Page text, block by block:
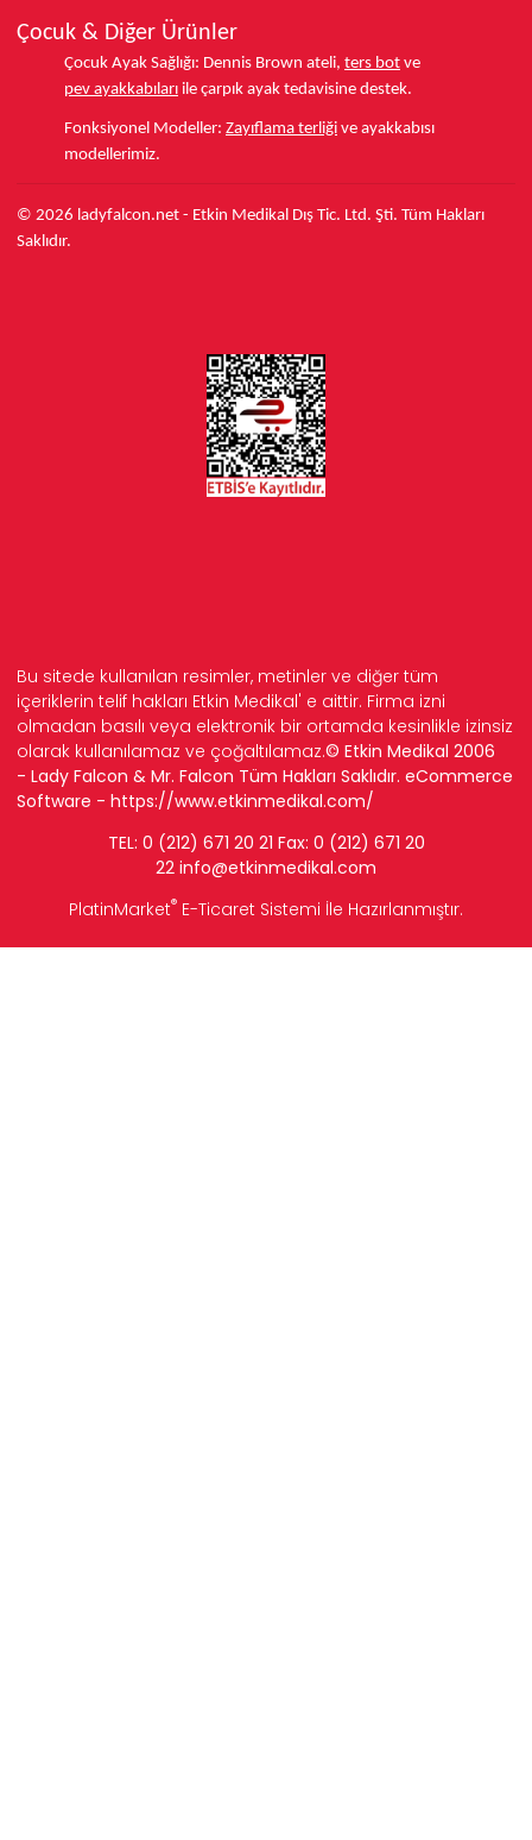
Çocuk & Diğer Ürünler
Çocuk Ayak Sağlığı: Dennis Brown ateli, ters bot ve
pev ayakkabıları ile çarpık ayak tedavisine destek.
Fonksiyonel Modeller: Zayıflama terliği ve ayakkabısı
modellerimiz.
© 2026 ladyfalcon.net - Etkin Medikal Dış Tic. Ltd. Şti. Tüm Hakları
Saklıdır.
Bu sitede kullanılan resimler, metinler ve diğer tüm
içeriklerin telif hakları Etkin Medikal' e aittir. Firma izni
olmadan basılı veya elektronik bir ortamda kesinlikle izinsiz
olarak kullanılamaz ve çoğaltılamaz.© Etkin Medikal 2006
- Lady Falcon & Mr. Falcon Tüm Hakları Saklıdır. eCommerce
Software - https://www.etkinmedikal.com/
TEL: 0 (212) 671 20 21 Fax: 0 (212) 671 20
22 info@etkinmedikal.com
PlatinMarket® E-Ticaret Sistemi İle Hazırlanmıştır.